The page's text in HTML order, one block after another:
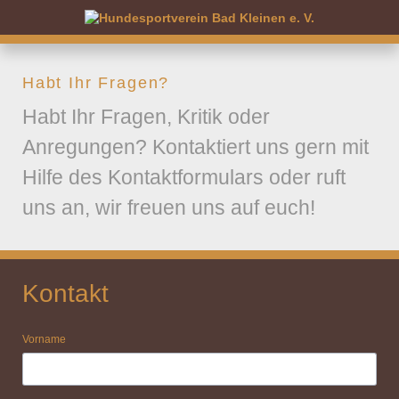
Habt Ihr Fragen?
Habt Ihr Fragen, Kritik oder
Anregungen? Kontaktiert uns gern mit
Hilfe des Kontaktformulars oder ruft
uns an, wir freuen uns auf euch!
Kontakt
Vorname